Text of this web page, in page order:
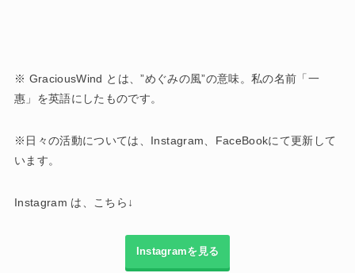
※ GraciousWind とは、”めぐみの風”の意味。私の名前「一
惠」を英語にしたものです。
※日々の活動については、Instagram、FaceBookにて更新して
います。
Instagram は、こちら↓
Instagramを見る